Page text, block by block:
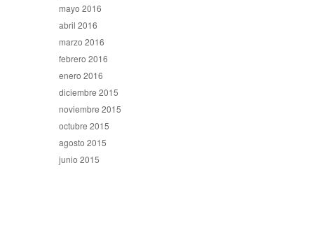
mayo 2016
abril 2016
marzo 2016
febrero 2016
enero 2016
diciembre 2015
noviembre 2015
octubre 2015
agosto 2015
junio 2015